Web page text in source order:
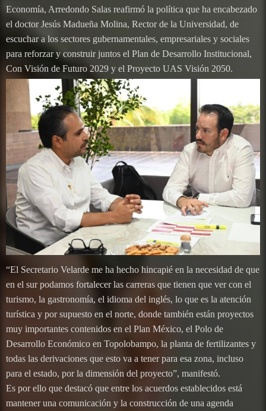
Economía, Arredondo Salas reafirmó la política que ha encabezado
el doctor Jesús Madueña Molina, Rector de la Universidad, de
escuchar a los sectores gubernamentales, empresariales y sociales
para reforzar y construir juntos el Plan de Desarrollo Institucional,
Con Visión de Futuro 2029 y el Proyecto UAS Visión 2050.
“El Secretario Velarde me ha hecho hincapié en la necesidad de que
en el sur podamos fortalecer las carreras que tienen que ver con el
turismo, la gastronomía, el idioma del inglés, lo que es la atención
turística y por supuesto en el norte, donde también están proyectos
muy importantes contenidos en el Plan México, el Polo de
Desarrollo Económico en Topolobampo, la planta de fertilizantes y
todas las derivaciones que esto va a tener para esa zona, incluso
para el estado, por la dimensión del proyecto”, manifestó.
Es por ello que destacó que entre los acuerdos establecidos está
mantener una comunicación y la construcción de una agenda